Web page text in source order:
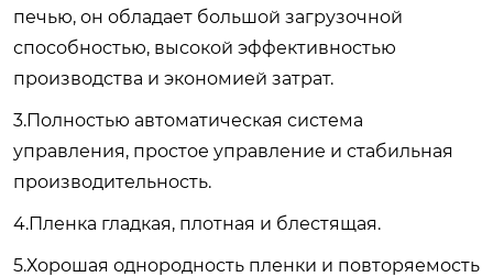
печью, он обладает большой загрузочной
способностью, высокой эффективностью
производства и экономией затрат.
3.Полностью автоматическая система
управления, простое управление и стабильная
производительность.
4.Пленка гладкая, плотная и блестящая.
5.Хорошая однородность пленки и повторяемость